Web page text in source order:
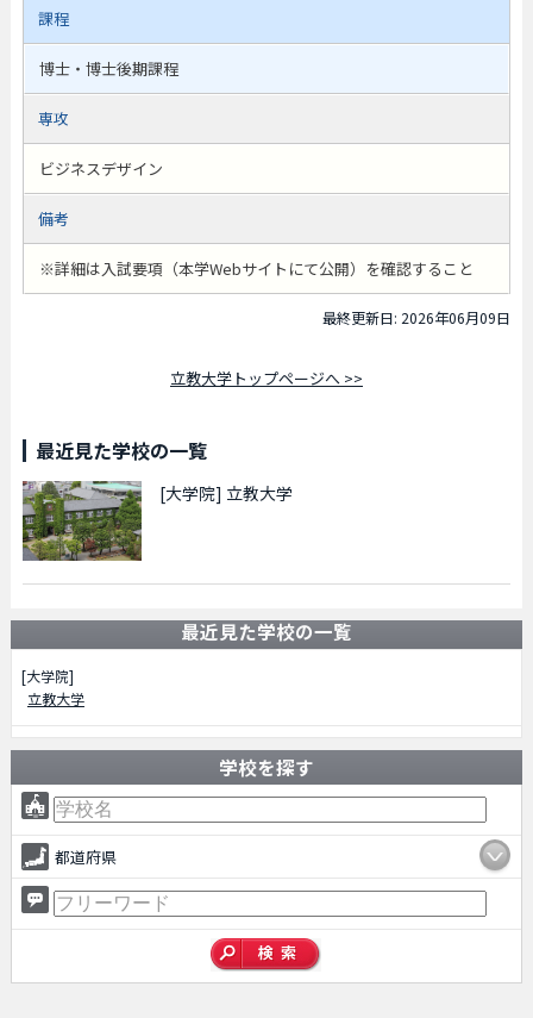
課程
博士・博士後期課程
専攻
ビジネスデザイン
備考
※詳細は入試要項（本学Webサイトにて公開）を確認すること
最終更新日: 2026年06月09日
立教大学トップページへ >>
最近見た学校の一覧
[大学院] 立教大学
最近見た学校の一覧
[大学院]
立教大学
学校を探す
都道府県